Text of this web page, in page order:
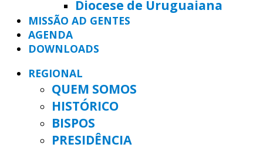
Diocese de Uruguaiana
MISSÃO AD GENTES
AGENDA
DOWNLOADS
REGIONAL
QUEM SOMOS
HISTÓRICO
BISPOS
PRESIDÊNCIA